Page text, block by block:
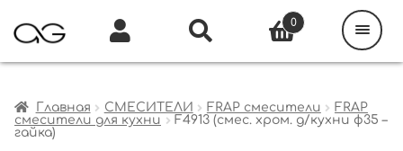
Главная СМЕСИТЕЛИ FRAP смесители
FRAP
смесители для кухни
F4913 (смес. хром. д/кухни ф35 –
гайка)
0